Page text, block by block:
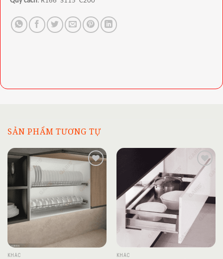
SẢN PHẨM TƯƠNG TỰ
wishlist
KHÁC
Add to
wishlist
KHÁC